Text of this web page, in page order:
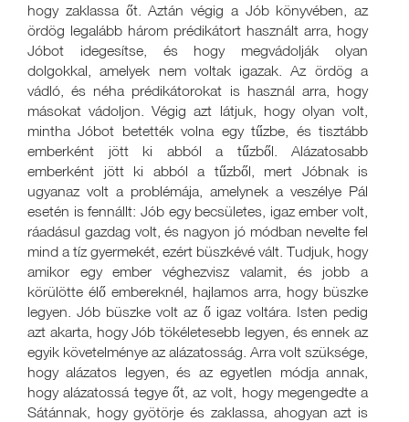
hogy zaklassa őt. Aztán végig a Jób könyvében, az
ördög legalább három prédikátort használt arra, hogy
Jóbot idegesítse, és hogy megvádolják olyan
dolgokkal, amelyek nem voltak igazak. Az ördög a
vádló, és néha prédikátorokat is használ arra, hogy
másokat vádoljon. Végig azt látjuk, hogy olyan volt,
mintha Jóbot betették volna egy tűzbe, és tisztább
emberként jött ki abból a tűzből. Alázatosabb
emberként jött ki abból a tűzből, mert Jóbnak is
ugyanaz volt a problémája, amelynek a veszélye Pál
esetén is fennállt: Jób egy becsületes, igaz ember volt,
ráadásul gazdag volt, és nagyon jó módban nevelte fel
mind a tíz gyermekét, ezért büszkévé vált. Tudjuk, hogy
amikor egy ember véghezvisz valamit, és jobb a
körülötte élő embereknél, hajlamos arra, hogy büszke
legyen. Jób büszke volt az ő igaz voltára. Isten pedig
azt akarta, hogy Jób tökéletesebb legyen, és ennek az
egyik követelménye az alázatosság. Arra volt szüksége,
hogy alázatos legyen, és az egyetlen módja annak,
hogy alázatossá tegye őt, az volt, hogy megengedte a
Sátánnak, hogy gyötörje és zaklassa, ahogyan azt is